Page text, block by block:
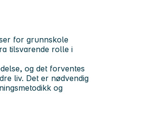
for grunnskole
tilsvarende rolle i
og det forventes
liv. Det er nødvendig
og